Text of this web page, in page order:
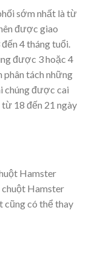
sớm nhất là từ
được giao
4 tháng tuổi.
được 3 hoặc 4
phân tách những
chúng được cai
18 đến 21 ngày
Hamster
Hamster
cũng có thể thay